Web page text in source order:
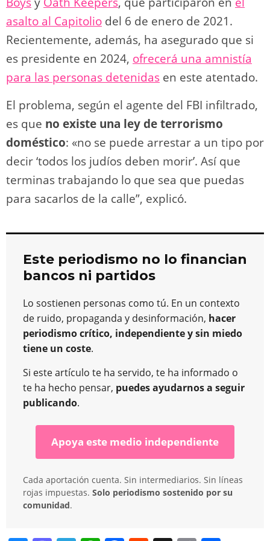
asalto al Capitolio del 6 de enero de 2021.
Recientemente, además, ha asegurado que si
es presidente en 2024, ofrecerá una amnistía
para las personas detenidas en este atentado.
El problema, según el agente del FBI infiltrado,
es que no existe una ley de terrorismo
doméstico: «no se puede arrestar a un tipo por
decir ‘todos los judíos deben morir’. Así que
terminas trabajando lo que sea que puedas
para sacarlos de la calle”, explicó.
Este periodismo no lo financian
bancos ni partidos
Lo sostienen personas como tú. En un contexto
de ruido, propaganda y desinformación, hacer
periodismo crítico, independiente y sin miedo
tiene un coste.
Si este artículo te ha servido, te ha informado o
te ha hecho pensar, puedes ayudarnos a seguir
publicando.
Apoya este medio independiente
Cada aportación cuenta. Sin intermediarios. Sin líneas
rojas impuestas. Solo periodismo sostenido por su
comunidad.